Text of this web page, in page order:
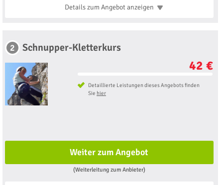
Details zum Angebotanzeigen
2 Schnupper-Kletterkurs
42 €
Detaillierte Leistungen dieses Angebots finden
Sie hier
Weiter zum Angebot
(Weiterleitung zum Anbieter)